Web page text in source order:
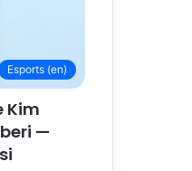
Esports (en)
Kim
—